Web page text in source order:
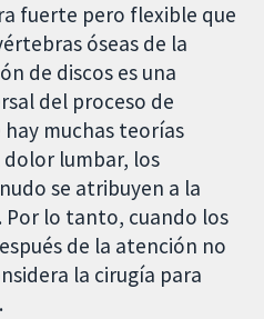
fuerte pero flexible que
óseas de la
de discos es una
del proceso de
muchas teorías
dolor lumbar, los
se atribuyen a la
Por lo tanto, cuando los
de la atención no
la cirugía para